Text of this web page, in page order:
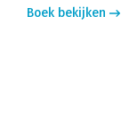
Boek bekijken